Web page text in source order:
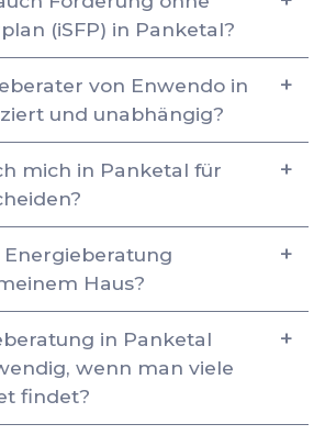
(iSFP) in Panketal?
von Enwendo in
und unabhängig?
mich in Panketal für
Haus?
in Panketal
wenn man viele
findet?